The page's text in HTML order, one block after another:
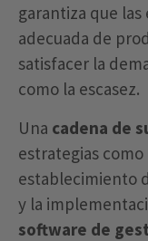
garantiza que
adecuada de
satisfacer la
como la escasez.
Una cadena de
estrategias
establecimiento
y la
software de